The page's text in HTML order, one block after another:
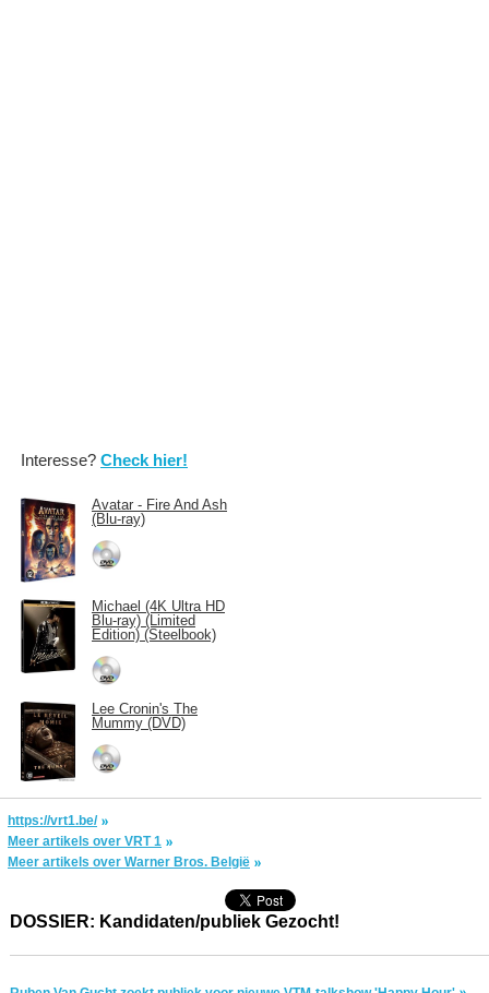
Interesse? Check hier!
Avatar - Fire And Ash
(Blu-ray)
Michael (4K Ultra HD
Blu-ray) (Limited
Edition) (Steelbook)
Lee Cronin's The
Mummy (DVD)
https://vrt1.be/
Meer artikels over VRT 1
Meer artikels over Warner Bros. België
DOSSIER: Kandidaten/publiek Gezocht!